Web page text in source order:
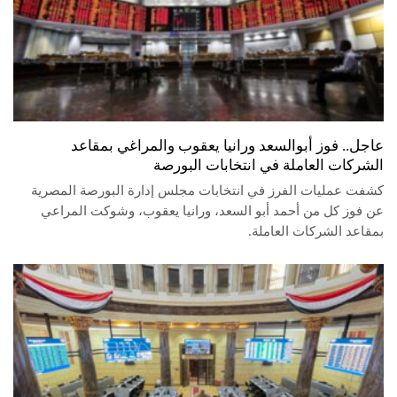
عاجل.. فوز أبوالسعد ورانيا يعقوب والمراغي بمقاعد
الشركات العاملة في انتخابات البورصة
كشفت عمليات الفرز في انتخابات مجلس إدارة البورصة المصرية
عن فوز كل من أحمد أبو السعد، ورانيا يعقوب، وشوكت المراعي
بمقاعد الشركات العاملة.